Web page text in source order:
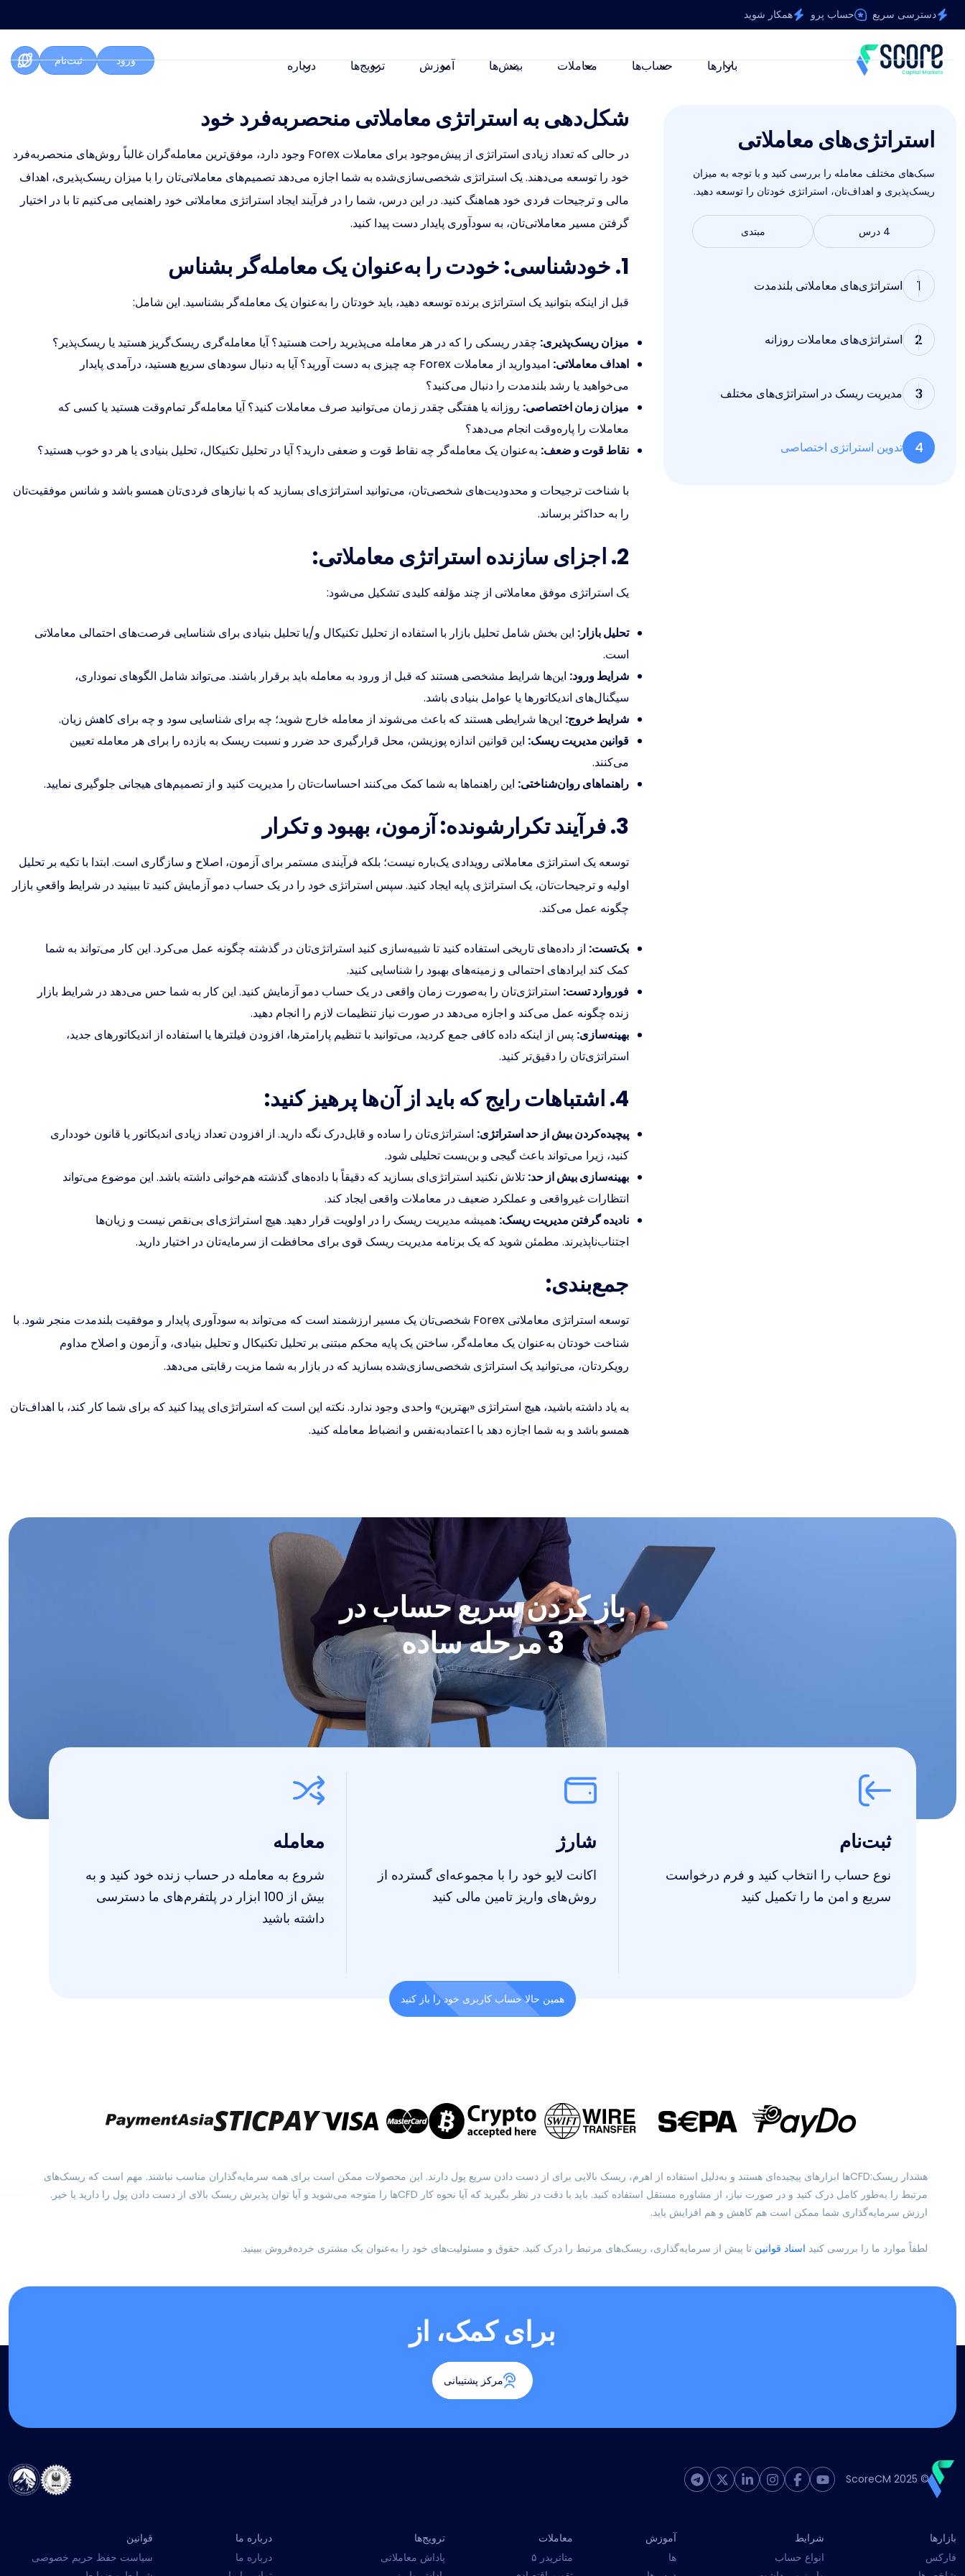
دسترسی سریع حساب پرو همکار شوید
بازارها حساب‌ها معاملات بینش‌ها آموزش ترویج‌ها درباره ورود ثبت‌نام
شکل‌دهی به استراتژی معاملاتی منحصربه‌فرد خود
در حالی که تعداد زیادی استراتژی از پیش‌موجود برای معاملات Forex وجود دارد، موفق‌ترین معامله‌گران غالباً روش‌های منحصربه‌فرد
خود را توسعه می‌دهند. یک استراتژی شخصی‌سازی‌شده به شما اجازه می‌دهد تصمیم‌های معاملاتی‌تان را با میزان ریسک‌پذیری، اهداف
مالی و ترجیحات فردی خود هماهنگ کنید. در این درس، شما را در فرآیند ایجاد استراتژی معاملاتی خود راهنمایی می‌کنیم تا با در اختیار
گرفتن مسیر معاملاتی‌تان، به سودآوری پایدار دست پیدا کنید.
1. خودشناسی: خودت را به‌عنوان یک معامله‌گر بشناس
قبل از اینکه بتوانید یک استراتژی برنده توسعه دهید، باید خودتان را به‌عنوان یک معامله‌گر بشناسید. این شامل:
میزان ریسک‌پذیری: چقدر ریسکی را که در هر معامله می‌پذیرید راحت هستید؟ آیا معامله‌گری ریسک‌گریز هستید یا ریسک‌پذیر؟
اهداف معاملاتی:
امیدوارید از معاملات Forex چه چیزی به دست آورید؟ آیا به دنبال سودهای سریع هستید، درآمدی پایدار
می‌خواهید یا رشد بلندمدت را دنبال می‌کنید؟
میزان زمان اختصاصی: روزانه یا هفتگی چقدر زمان می‌توانید صرف معاملات کنید؟ آیا معامله‌گر تمام‌وقت هستید یا کسی که
معاملات را پاره‌وقت انجام می‌دهد؟
نقاط قوت و ضعف: به‌عنوان یک معامله‌گر چه نقاط قوت و ضعفی دارید؟ آیا در تحلیل تکنیکال، تحلیل بنیادی یا هر دو خوب هستید؟
با شناخت ترجیحات و محدودیت‌های شخصی‌تان، می‌توانید استراتژی‌ای بسازید که با نیازهای فردی‌تان همسو باشد و شانس موفقیت‌تان
را به حداکثر برساند.
2. اجزای سازنده استراتژی معاملاتی:
یک استراتژی موفق معاملاتی از چند مؤلفه کلیدی تشکیل می‌شود:
تحلیل بازار: این بخش شامل تحلیل بازار با استفاده از تحلیل تکنیکال و/یا تحلیل بنیادی برای شناسایی فرصت‌های احتمالی معاملاتی
است.
شرایط ورود: این‌ها شرایط مشخصی هستند که قبل از ورود به معامله باید برقرار باشند. می‌تواند شامل الگوهای نموداری،
سیگنال‌های اندیکاتورها یا عوامل بنیادی باشد.
شرایط خروج: این‌ها شرایطی هستند که باعث می‌شوند از معامله خارج شوید؛ چه برای شناسایی سود و چه برای کاهش زیان.
قوانین مدیریت ریسک: این قوانین اندازه‌ پوزیشن، محل قرارگیری حد ضرر و نسبت ریسک به بازده را برای هر معامله تعیین
می‌کنند.
راهنماهای روان‌شناختی: این راهنماها به شما کمک می‌کنند احساسات‌تان را مدیریت کنید و از تصمیم‌های هیجانی جلوگیری نمایید.
3. فرآیند تکرارشونده: آزمون، بهبود و تکرار
توسعه یک استراتژی معاملاتی رویدادی یک‌باره نیست؛ بلکه فرآیندی مستمر برای آزمون، اصلاح و سازگاری است. ابتدا با تکیه بر تحلیل
اولیه و ترجیحات‌تان، یک استراتژی پایه ایجاد کنید. سپس استراتژی خود را در یک حساب دمو آزمایش کنید تا ببینید در شرایط واقعیِ بازار
چگونه عمل می‌کند.
بک‌تست: از داده‌های تاریخی استفاده کنید تا شبیه‌سازی کنید استراتژی‌تان در گذشته چگونه عمل می‌کرد. این کار می‌تواند به شما
کمک کند ایرادهای احتمالی و زمینه‌های بهبود را شناسایی کنید.
فوروارد تست: استراتژی‌تان را به‌صورت زمان واقعی در یک حساب دمو آزمایش کنید. این کار به شما حس می‌دهد در شرایط بازار
زنده چگونه عمل می‌کند و اجازه می‌دهد در صورت نیاز تنظیمات لازم را انجام دهید.
بهینه‌سازی: پس از اینکه داده کافی جمع کردید، می‌توانید با تنظیم پارامترها، افزودن فیلترها یا استفاده از اندیکاتورهای جدید،
استراتژی‌تان را دقیق‌تر کنید.
4. اشتباهات رایج که باید از آن‌ها پرهیز کنید:
پیچیده‌کردن بیش از حد استراتژی: استراتژی‌تان را ساده و قابل‌درک نگه دارید. از افزودن تعداد زیادی اندیکاتور یا قانون خودداری
کنید، زیرا می‌تواند باعث گیجی و بن‌بست تحلیلی شود.
بهینه‌سازی بیش از حد: تلاش نکنید استراتژی‌ای بسازید که دقیقاً با داده‌های گذشته هم‌خوانی داشته باشد. این موضوع می‌تواند
انتظارات غیرواقعی و عملکرد ضعیف در معاملات واقعی ایجاد کند.
نادیده گرفتن مدیریت ریسک: همیشه مدیریت ریسک را در اولویت قرار دهید. هیچ استراتژی‌ای بی‌نقص نیست و زیان‌ها
اجتناب‌ناپذیرند. مطمئن شوید که یک برنامه مدیریت ریسک قوی برای محافظت از سرمایه‌تان در اختیار دارید.
جمع‌بندی:
توسعه استراتژی معاملاتی Forex شخصی‌تان یک مسیر ارزشمند است که می‌تواند به سودآوری پایدار و موفقیت بلندمدت منجر شود. با
شناخت خودتان به‌عنوان یک معامله‌گر، ساختن یک پایه محکم مبتنی بر تحلیل تکنیکال و تحلیل بنیادی، و آزمون و اصلاح مداوم
رویکردتان، می‌توانید یک استراتژی شخصی‌سازی‌شده بسازید که در بازار به شما مزیت رقابتی می‌دهد.
به یاد داشته باشید، هیچ استراتژی «بهترین» واحدی وجود ندارد. نکته این است که استراتژی‌ای پیدا کنید که برای شما کار کند، با اهداف‌تان
همسو باشد و به شما اجازه دهد با اعتمادبه‌نفس و انضباط معامله کنید.
استراتژی‌های معاملاتی
سبک‌های مختلف معامله را بررسی کنید و با توجه به میزان
ریسک‌پذیری و اهداف‌تان، استراتژی خودتان را توسعه دهید.
4 درس مبتدی
1 استراتژی‌های معاملاتی بلندمدت
2 استراتژی‌های معاملات روزانه
3 مدیریت ریسک در استراتژی‌های مختلف
4 تدوین استراتژی اختصاصی
باز کردن سریع حساب در
3 مرحله ساده
ثبت‌نام
نوع حساب را انتخاب کنید و فرم درخواست
سریع و امن ما را تکمیل کنید
شارژ
اکانت لایو خود را با مجموعه‌ای گسترده از
روش‌های واریز تامین مالی کنید
معامله
شروع به معامله در حساب زنده خود کنید و به
بیش از 100 ابزار در پلتفرم‌های ما دسترسی
داشته باشید
همین حالا حساب کاربری خود را باز کنید
هشدار ریسک:CFDها ابزارهای پیچیده‌ای هستند و به‌دلیل استفاده از اهرم، ریسک بالایی برای از دست دادن سریع پول دارند. این محصولات ممکن است برای همه سرمایه‌گذاران مناسب نباشند. مهم است که ریسک‌های
مرتبط را به‌طور کامل درک کنید و در صورت نیاز، از مشاوره مستقل استفاده کنید. باید با دقت در نظر بگیرید که آیا نحوه کار CFDها را متوجه می‌شوید و آیا توان پذیرش ریسک بالای از دست دادن پول را دارید یا خیر.
ارزش سرمایه‌گذاری شما ممکن است هم کاهش و هم افزایش یابد.
لطفاً موارد ما را بررسی کنید اسناد قوانین تا پیش از سرمایه‌گذاری، ریسک‌های مرتبط را درک کنید. حقوق و مسئولیت‌های خود را به‌عنوان یک مشتری خرده‌فروش ببینید.
برای کمک، از
مرکز پشتیبانی
© 2025 ScoreCM
بازارها
فارکس
شرایط
انواع حساب
آموزش
ها
معاملات
متاتریدر ۵
ترویج‌ها
پاداش معاملاتی
درباره ما
درباره ما
قوانین
سیاست حفظ حریم خصوصی